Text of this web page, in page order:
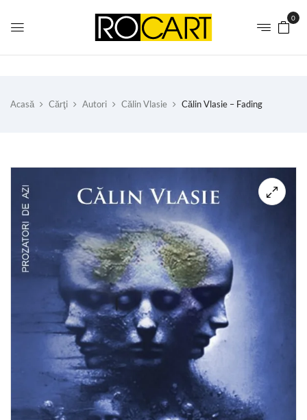
0
Acasă Cărţi Autori Călin Vlasie Călin Vlasie – Fading